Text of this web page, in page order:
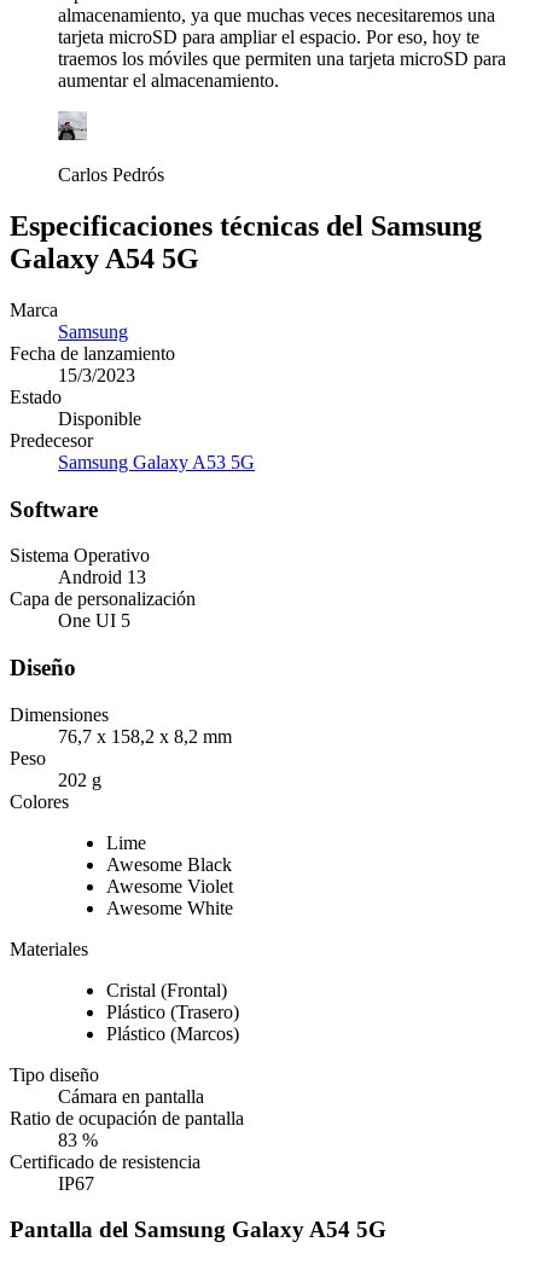
almacenamiento, ya que muchas veces necesitaremos una
tarjeta microSD para ampliar el espacio. Por eso, hoy te
traemos los móviles que permiten una tarjeta microSD para
aumentar el almacenamiento.
Carlos Pedrós
Especificaciones técnicas del Samsung
Galaxy A54 5G
Marca
Samsung
Fecha de lanzamiento
15/3/2023
Estado
Disponible
Predecesor
Samsung Galaxy A53 5G
Software
Sistema Operativo
Android 13
Capa de personalización
One UI 5
Diseño
Dimensiones
76,7 x 158,2 x 8,2 mm
Peso
202 g
Colores
Lime
Awesome Black
Awesome Violet
Awesome White
Materiales
Cristal (Frontal)
Plástico (Trasero)
Plástico (Marcos)
Tipo diseño
Cámara en pantalla
Ratio de ocupación de pantalla
83 %
Certificado de resistencia
IP67
Pantalla del Samsung Galaxy A54 5G